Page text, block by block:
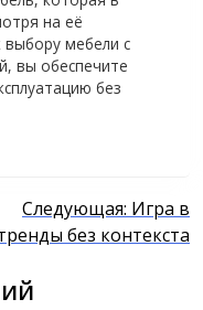
на её
выбору мебели с
вы обеспечите
без
Следующая: Игра в
без контекста